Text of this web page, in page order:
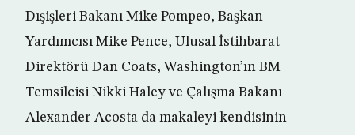
Dışişleri Bakanı Mike Pompeo, Başkan
Yardımcısı Mike Pence, Ulusal İstihbarat
Direktörü Dan Coats, Washington’ın BM
Temsilcisi Nikki Haley ve Çalışma Bakanı
Alexander Acosta da makaleyi kendisinin